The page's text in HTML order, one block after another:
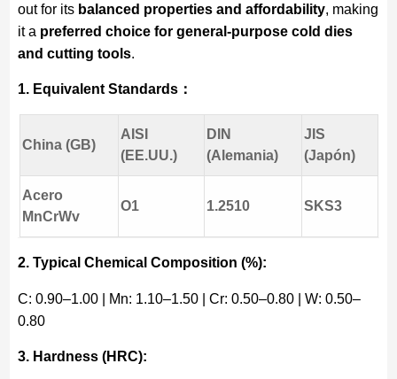
out for its balanced properties and affordability, making
it a preferred choice for general-purpose cold dies
and cutting tools.
1. Equivalent Standards：
China (GB)
AISI
(EE.UU.)
DIN
(Alemania)
JIS
(Japón)
Acero
MnCrWv
O1 1.2510 SKS3
2. Typical Chemical Composition (%):
C: 0.90–1.00 | Mn: 1.10–1.50 | Cr: 0.50–0.80 | W: 0.50–
0.80
3. Hardness (HRC):